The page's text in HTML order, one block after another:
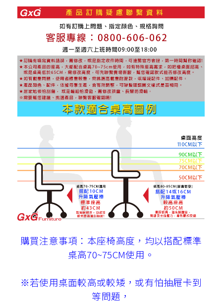
購買注意事項：本座椅高度，均以搭配標準
桌高70~75CM使用。
※若使用桌面較高或較矮，或有怕抽屜卡到
等問題，